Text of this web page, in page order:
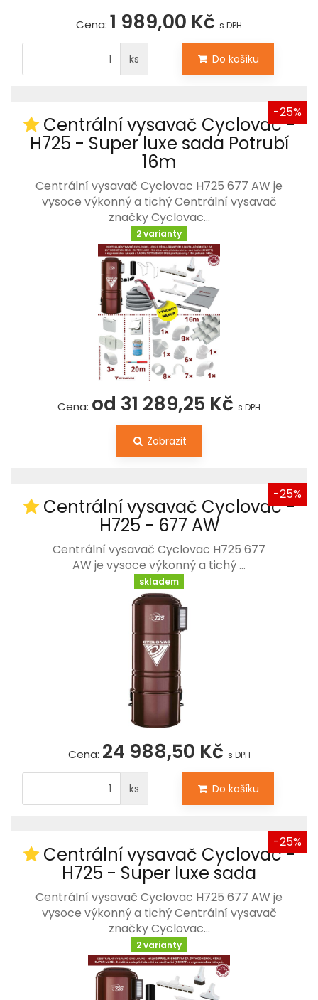
Cena: 1 989,00 Kč s DPH
ks Do košíku
-25%
Centrální vysavač Cyclovac -
H725 - Super luxe sada Potrubí
16m
Centrální vysavač Cyclovac H725 677 AW je
vysoce výkonný a tichý Centrální vysavač
značky Cyclovac…
2 varianty
Cena: od 31 289,25 Kč s DPH
Zobrazit
-25%
Centrální vysavač Cyclovac -
H725 - 677 AW
Centrální vysavač Cyclovac H725 677
AW je vysoce výkonný a tichý …
skladem
Cena: 24 988,50 Kč s DPH
ks Do košíku
-25%
Centrální vysavač Cyclovac -
H725 - Super luxe sada
Centrální vysavač Cyclovac H725 677 AW je
vysoce výkonný a tichý Centrální vysavač
značky Cyclovac…
2 varianty